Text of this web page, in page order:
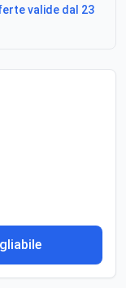
valide dal 23